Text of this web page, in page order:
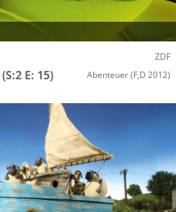
ZDF
(S:2 E: 15) Abenteuer(F,D 2012)